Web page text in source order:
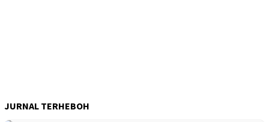
JURNAL TERHEBOH